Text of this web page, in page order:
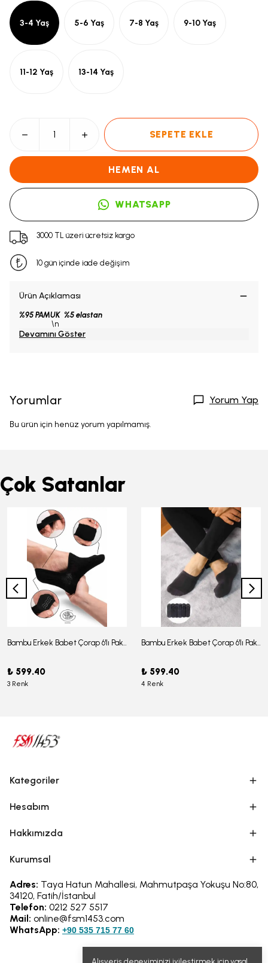
3-4 Yaş 5-6 Yaş 7-8 Yaş 9-10 Yaş
11-12 Yaş 13-14 Yaş
SEPETE EKLE
HEMEN AL
WHATSAPP
3000 TL üzeri ücretsiz kargo
10 gün içinde iade değişim
Ürün Açıklaması
%95 PAMUK %5 elastan
\n
Devamını Göster
Yorumlar Yorum Yap
Bu ürün için henüz yorum yapılmamış.
Çok Satanlar
Bambu Erkek Babet Çorap 6'lı Paket - J-03
₺ 599.40
3 Renk
Bambu Erkek Babet Çorap 6'lı Paket -J-08
₺ 599.40
4 Renk
Kategoriler
Hesabım
Hakkımızda
Kurumsal
Adres: Taya Hatun Mahallesi, Mahmutpaşa Yokuşu No:80,
34120, Fatih/İstanbul
Telefon: 0212 527 5517
Mail: online@fsm1453.com
WhatsApp: +90 535 715 77 60